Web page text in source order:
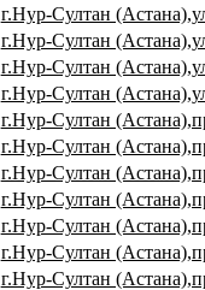
г.Нур-Султан
г.Нур-Султан
г.Нур-Султан
г.Нур-Султан
г.Нур-Султан
г.Нур-Султан
г.Нур-Султан
г.Нур-Султан
г.Нур-Султан
г.Нур-Султан
г.Нур-Султан